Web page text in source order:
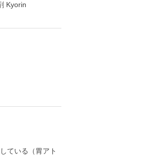
Kyorin
ている（胃アト